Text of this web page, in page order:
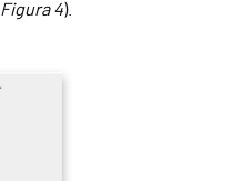
Figura 4).